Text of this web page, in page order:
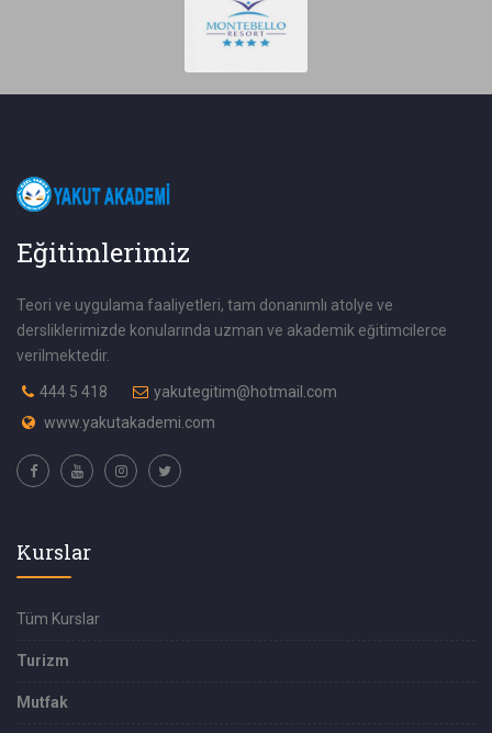
Eğitimlerimiz
Teori ve uygulama faaliyetleri, tam donanımlı atolye ve
dersliklerimizde konularında uzman ve akademik eğitimcilerce
verilmektedir.
444 5 418
yakutegitim@hotmail.com
www.yakutakademi.com
Kurslar
Tüm Kurslar
Turizm
Mutfak